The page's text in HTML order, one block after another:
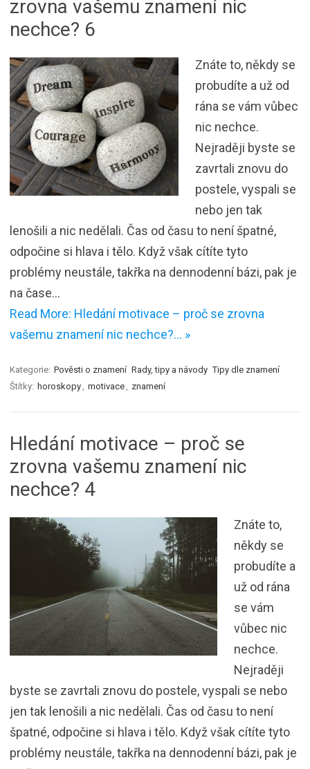
zrovna vašemu znamení nic
nechce? 6
Znáte to, někdy se
probudíte a už od
rána se vám vůbec
nic nechce.
Nejraději byste se
zavrtali znovu do
postele, vyspali se
nebo jen tak
lenošili a nic nedělali. Čas od času to není špatné,
odpočine si hlava i tělo. Když však cítíte tyto
problémy neustále, takřka na dennodenní bázi, pak je
na čase…
Read More: Hledání motivace – proč se zrovna
vašemu znamení nic nechce?… »
Kategorie: Pověsti o znamení Rady, tipy a návody Tipy dle znamení
Štítky: horoskopy motivace znamení
Hledání motivace – proč se
zrovna vašemu znamení nic
nechce? 4
Znáte to,
někdy se
probudíte a
už od rána
se vám
vůbec nic
nechce.
Nejraději
byste se zavrtali znovu do postele, vyspali se nebo
jen tak lenošili a nic nedělali. Čas od času to není
špatné, odpočine si hlava i tělo. Když však cítíte tyto
problémy neustále, takřka na dennodenní bázi, pak je